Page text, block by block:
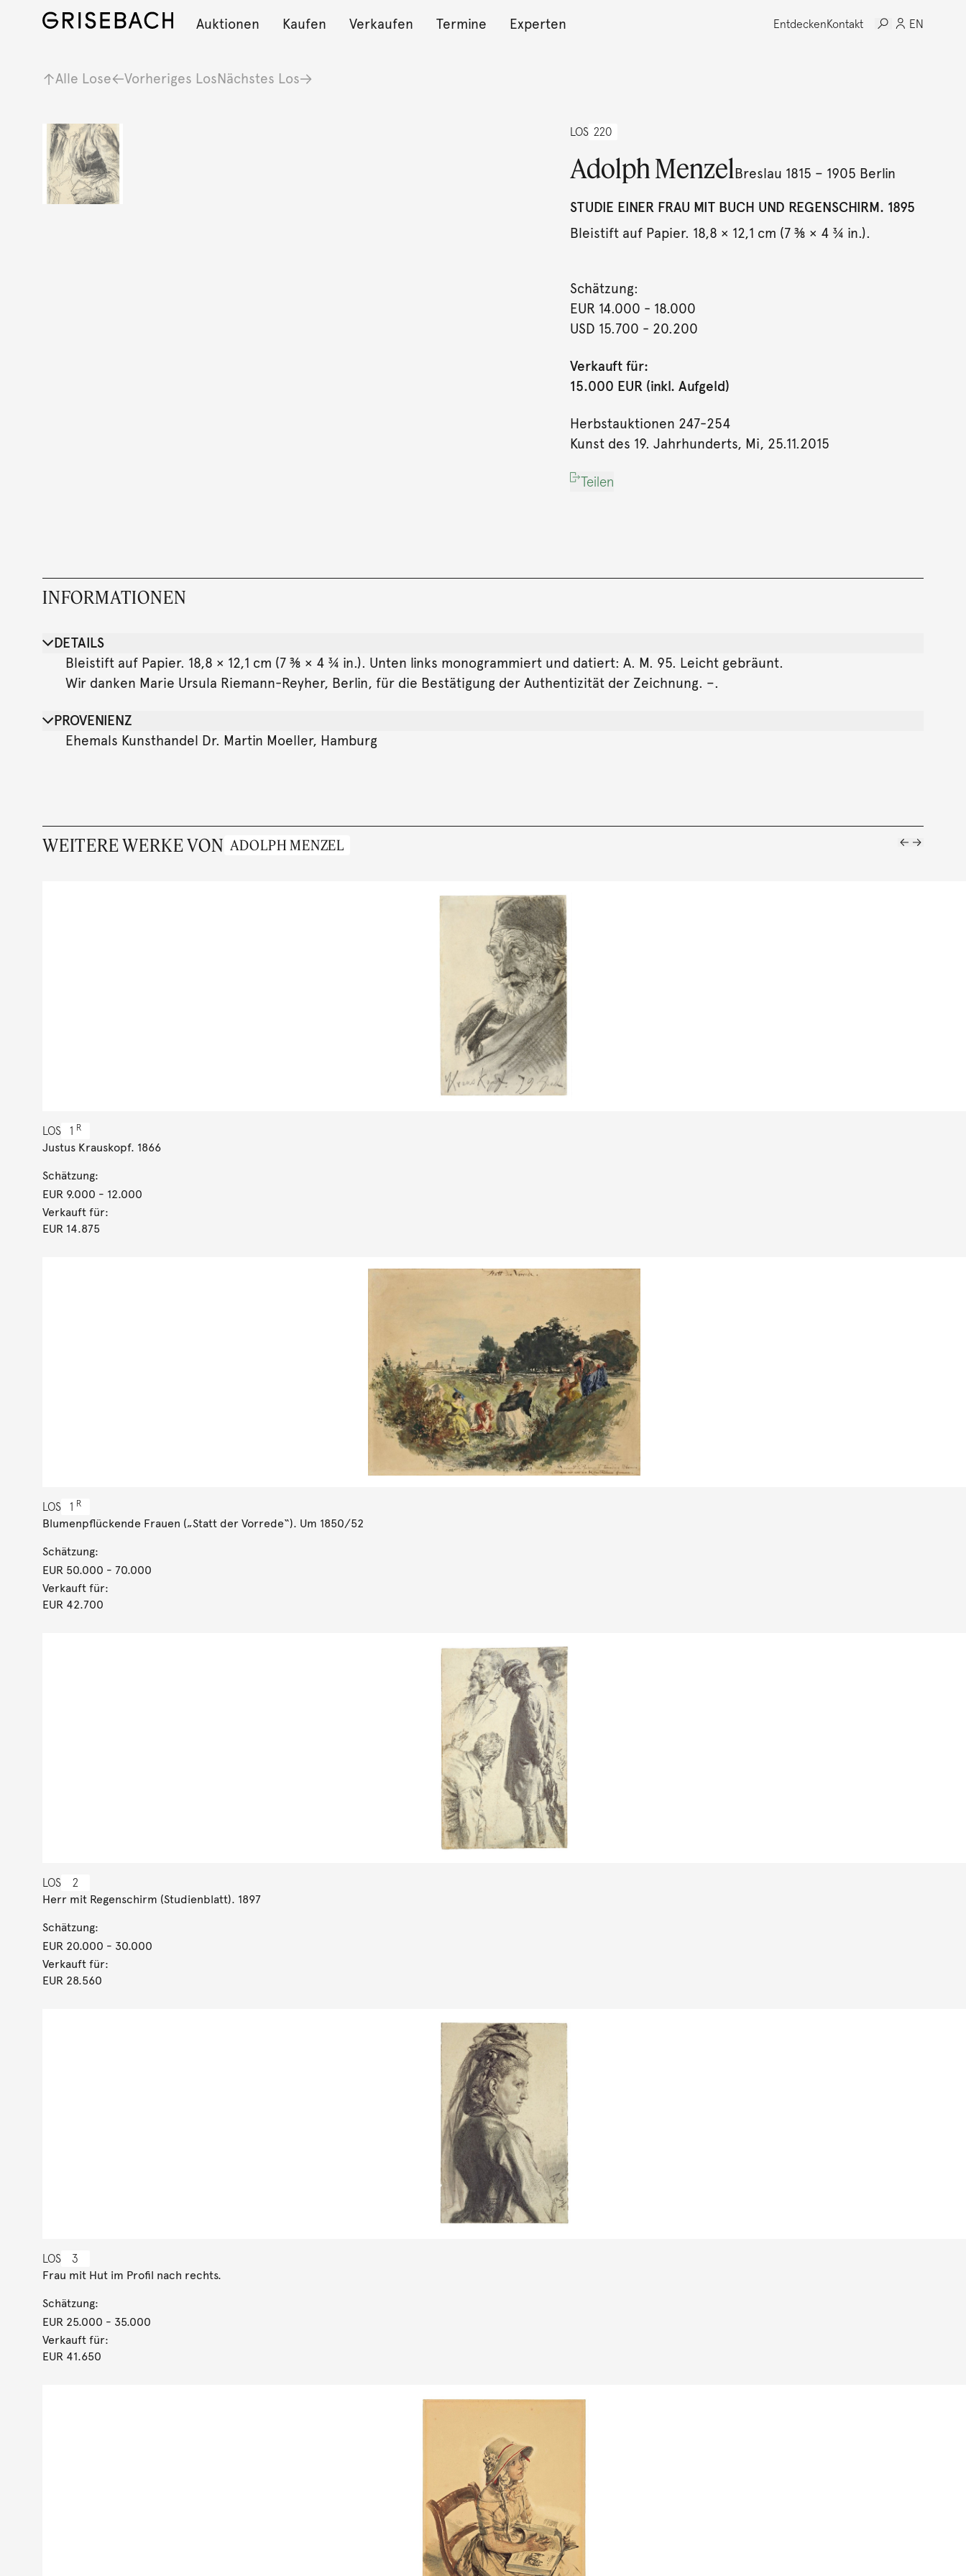
Auktionen Kaufen Verkaufen Termine Experten EntdeckenKontakt EN
Alle Lose Vorheriges LosNächstes Los
LOS 220
Adolph MenzelBreslau 1815 – 1905 Berlin
STUDIE EINER FRAU MIT BUCH UND REGENSCHIRM. 1895
Bleistift auf Papier. 18,8 × 12,1 cm (7 ⅜ × 4 ¾ in.).
Schätzung:
EUR 14.000 - 18.000
USD 15.700 - 20.200
Verkauft für:
15.000 EUR (inkl. Aufgeld)
Herbstauktionen 247-254
Kunst des 19. Jahrhunderts, Mi, 25.11.2015
Teilen
INFORMATIONEN
DETAILS
Bleistift auf Papier. 18,8 × 12,1 cm (7 ⅜ × 4 ¾ in.). Unten links monogrammiert und datiert: A. M. 95. Leicht gebräunt.
Wir danken Marie Ursula Riemann-Reyher, Berlin, für die Bestätigung der Authentizität der Zeichnung. –.
PROVENIENZ
Ehemals Kunsthandel Dr. Martin Moeller, Hamburg
WEITERE WERKE VON ADOLPH MENZEL
LOS 1 R
Justus Krauskopf. 1866
Schätzung:
EUR 9.000 - 12.000
Verkauft für:
EUR 14.875
LOS 1 R
Blumenpflückende Frauen („Statt der Vorrede“). Um 1850/52
Schätzung:
EUR 50.000 - 70.000
Verkauft für:
EUR 42.700
LOS 2
Herr mit Regenschirm (Studienblatt). 1897
Schätzung:
EUR 20.000 - 30.000
Verkauft für:
EUR 28.560
LOS 3
Frau mit Hut im Profil nach rechts.
Schätzung:
EUR 25.000 - 35.000
Verkauft für:
EUR 41.650